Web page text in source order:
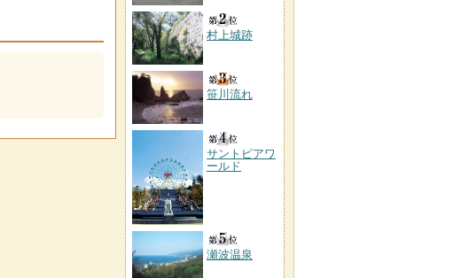
村上城跡
笹川流れ
サントピアワ
ールド
瀬波温泉